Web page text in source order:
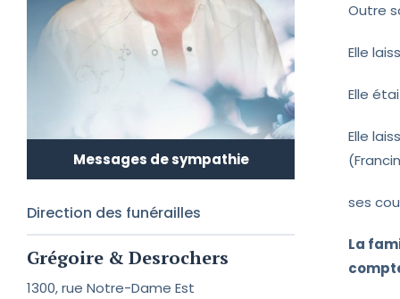
Messages de sympathie
Direction des funérailles
Grégoire & Desrochers
1300, rue Notre-Dame Est
Outre
Elle
Elle
Elle
ses
La